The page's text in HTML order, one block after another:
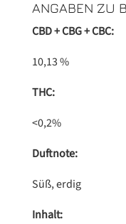
ANGABEN ZU
CBD + CBG + CBC:
10,13 %
THC:
<0,2%
Duftnote:
Süß, erdig
Inhalt: